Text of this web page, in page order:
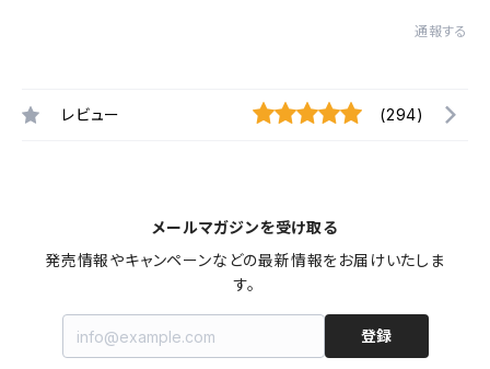
通報する
レビュー (294)
メールマガジンを受け取る
発売情報やキャンペーンなどの最新情報をお届けいたしま
す。
登録